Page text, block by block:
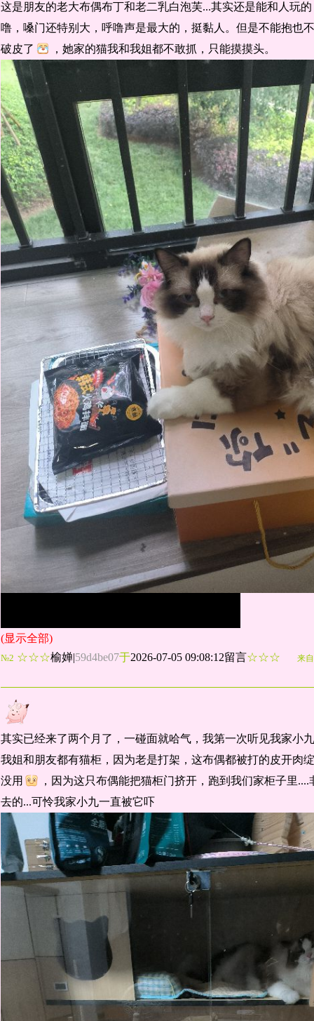
这是朋友的老大布偶布丁和老二乳白泡芙...其实还是能和人玩
噜，嗓门还特别大，呼噜声是最大的，挺黏人。但是不能抱也
破皮了
，她家的猫我和我姐都不敢抓，只能摸摸头。
(显示全部)
№2 ☆☆☆榆婵|59d4be07于2026-07-05 09:08:12留言☆☆☆ 来
其实已经来了两个月了，一碰面就哈气，我第一次听见我家小
我姐和朋友都有猫柜，因为老是打架，这布偶都被打的皮开肉
没用
，因为这只布偶能把猫柜门挤开，跑到我们家柜子里
去的...可怜我家小九一直被它吓